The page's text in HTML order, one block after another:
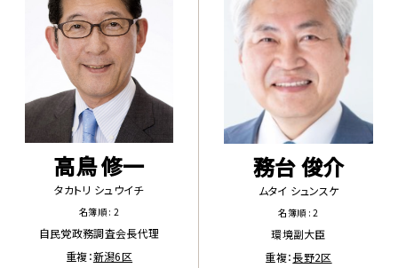
高鳥 修一
タカトリ シュウイチ
名簿順 : 2
自民党政務調査会長代理
重複：新潟6区
務台 俊介
ムタイ シュンスケ
名簿順 : 2
環境副大臣
重複：長野2区